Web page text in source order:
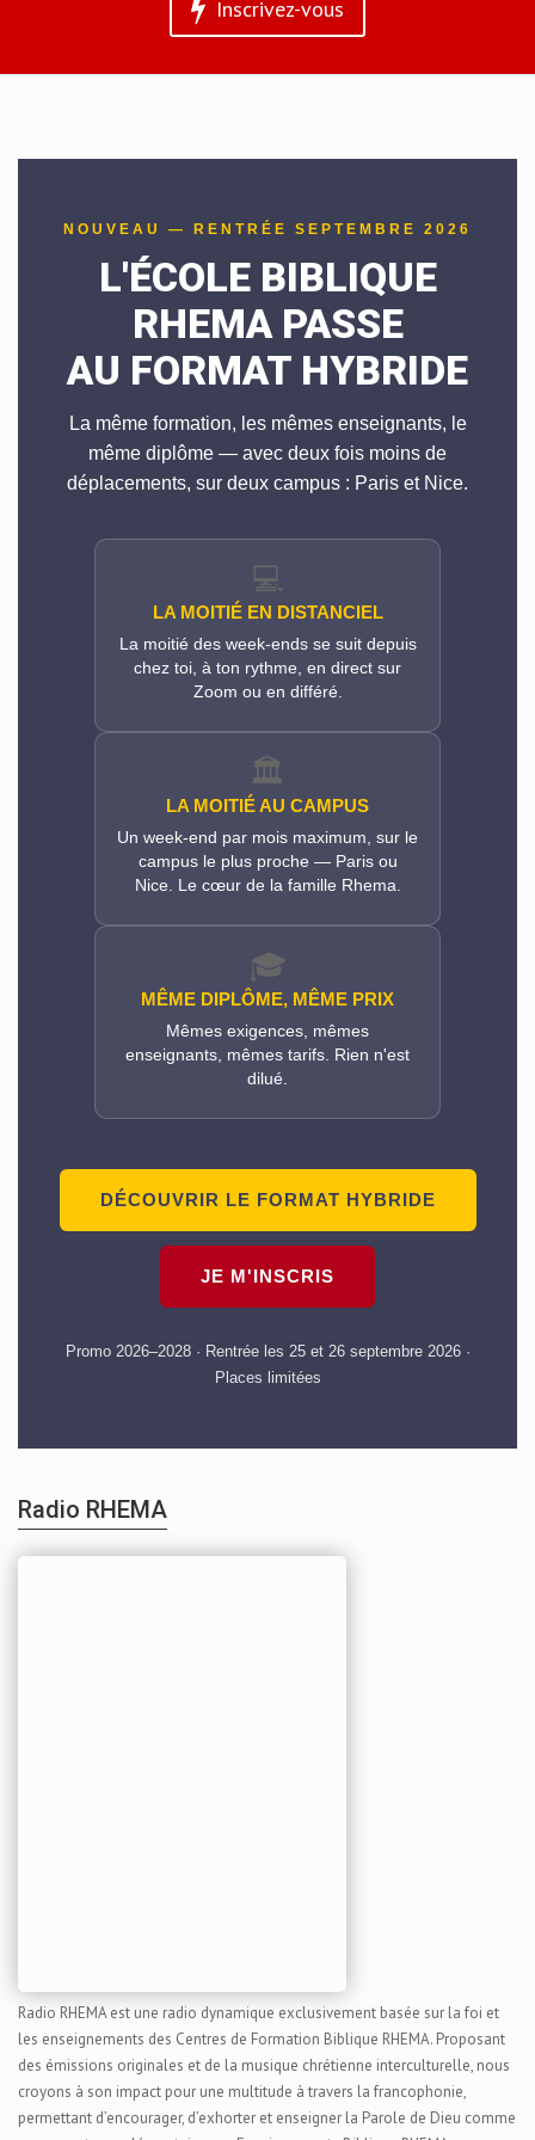
Inscrivez-vous
Radio RHEMA
Radio RHEMA est une radio dynamique exclusivement basée sur la foi et
les enseignements des Centres de Formation Biblique RHEMA. Proposant
des émissions originales et de la musique chrétienne interculturelle, nous
croyons à son impact pour une multitude à travers la francophonie,
permettant d’encourager, d’exhorter et enseigner la Parole de Dieu comme
NOUVEAU — RENTRÉE SEPTEMBRE 2026
L'ÉCOLE BIBLIQUE
RHEMA PASSE
AU FORMAT HYBRIDE
La même formation, les mêmes enseignants, le
même diplôme — avec deux fois moins de
déplacements, sur deux campus : Paris et Nice.
💻
LA MOITIÉ EN DISTANCIEL
La moitié des week-ends se suit depuis
chez toi, à ton rythme, en direct sur
Zoom ou en différé.
🏛️
LA MOITIÉ AU CAMPUS
Un week-end par mois maximum, sur le
campus le plus proche — Paris ou
Nice. Le cœur de la famille Rhema.
🎓
MÊME DIPLÔME, MÊME PRIX
Mêmes exigences, mêmes
enseignants, mêmes tarifs. Rien n'est
dilué.
DÉCOUVRIR LE FORMAT HYBRIDE
JE M'INSCRIS
Promo 2026–2028 · Rentrée les 25 et 26 septembre 2026 ·
Places limitées